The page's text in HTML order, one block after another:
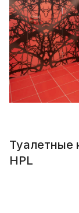
Туалетные
HPL